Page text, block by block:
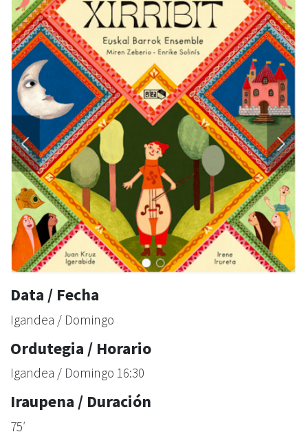
Data / Fecha
Igandea / Domingo
Ordutegia / Horario
Igandea / Domingo 16:30
Iraupena / Duración
75′